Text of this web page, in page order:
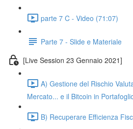
parte 7 C - Video (71:07)
Parte 7 - Slide e Materiale
[Live Session 23 Gennaio 2021]
A) Gestione del Rischio
Mercato... e il Bitcoin in
B) Recuperare Efficienza